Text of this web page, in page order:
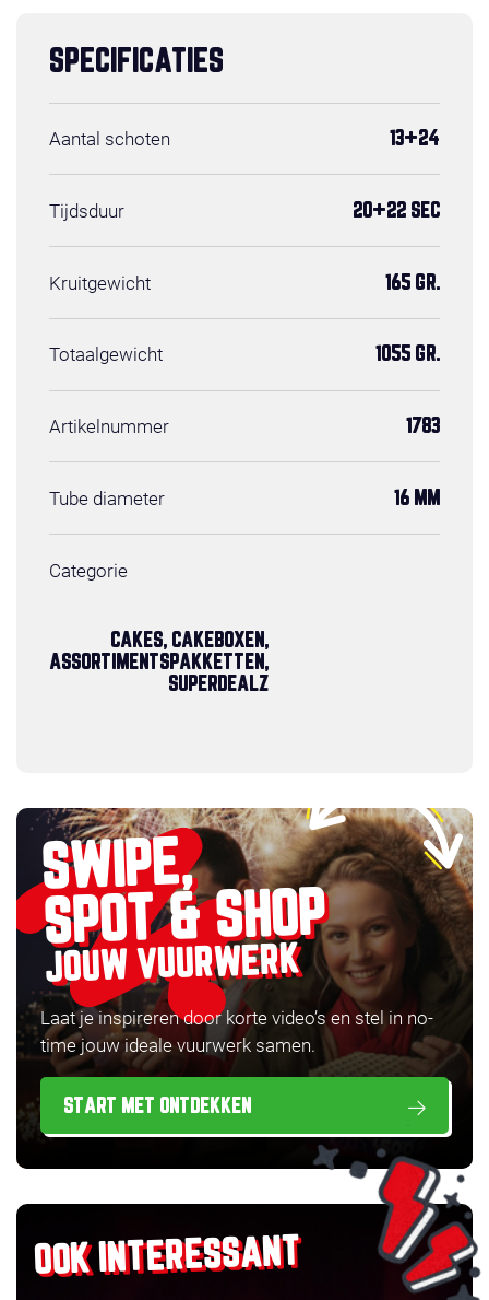
SPECIFICATIES
Aantal schoten 13+24
Tijdsduur 20+22 SEC
Kruitgewicht 165 GR.
Totaalgewicht 1055 GR.
Artikelnummer 1783
Tube diameter 16 MM
Categorie
CAKES, CAKEBOXEN,
ASSORTIMENTSPAKKETTEN,
SUPERDEALZ
SWIPE,
SPOT & SHOP
JOUW VUURWERK
Laat je inspireren door korte video’s en stel in no-
time jouw ideale vuurwerk samen.
START MET ONTDEKKEN
OOK INTERESSANT